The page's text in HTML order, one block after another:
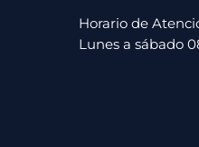
Horario de
Lunes a sábado